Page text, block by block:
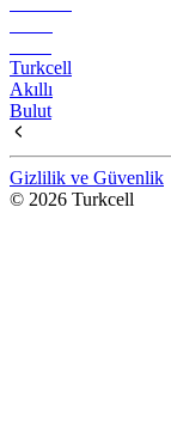
Turkcell
Akıllı
Bulut
Gizlilik ve Güvenlik
© 2026 Turkcell